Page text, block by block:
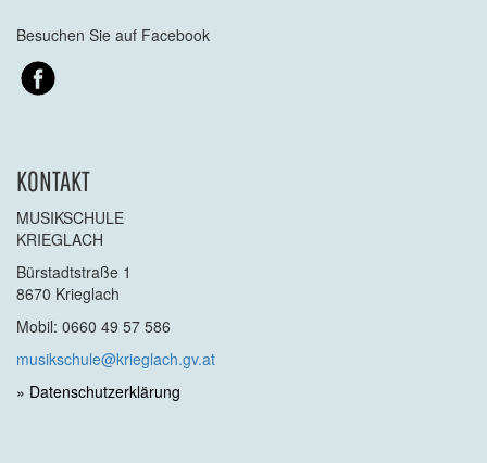
Besuchen Sie auf Facebook
KONTAKT
MUSIKSCHULE
KRIEGLACH
Bürstadtstraße 1
8670 Krieglach
Mobil: 0660 49 57 586
musikschule@krieglach.gv.at
» Datenschutzerklärung